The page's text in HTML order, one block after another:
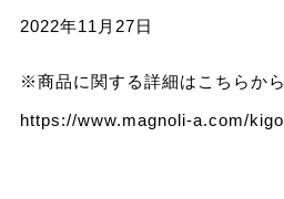
2022年11月27日
※商品に関する詳細はこちらから
https://www.magnoli-a.com/kigo